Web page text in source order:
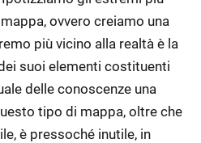
ovvero creiamo una
più vicino alla realtà è la
suoi elementi costituenti
delle conoscenze una
tipo di mappa, oltre che
è pressoché inutile, in